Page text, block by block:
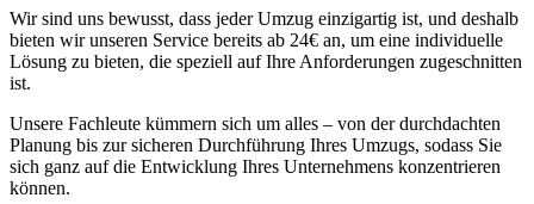
Wir sind uns bewusst, dass jeder Umzug einzigartig ist, und deshalb
bieten wir unseren Service bereits ab 24€ an, um eine individuelle
Lösung zu bieten, die speziell auf Ihre Anforderungen zugeschnitten
ist.
Unsere Fachleute kümmern sich um alles – von der durchdachten
Planung bis zur sicheren Durchführung Ihres Umzugs, sodass Sie
sich ganz auf die Entwicklung Ihres Unternehmens konzentrieren
können.